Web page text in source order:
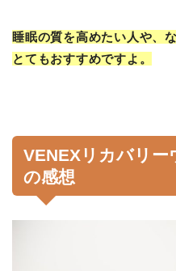
睡眠の質を高めたい人や、
とてもおすすめですよ。
VENEXリカバリー
の感想